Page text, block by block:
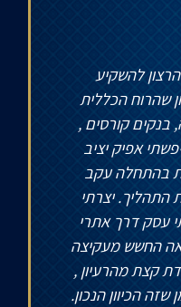
להשקיע
שהרוח הכללית
בנקים קורסים ,
אפיק יציב
בהתחלה עקב
התהליך. יצרתי
עסק דרך אתרי
החשש מעקיצה
קצת מהרעיון ,
הכיוון הנכון.